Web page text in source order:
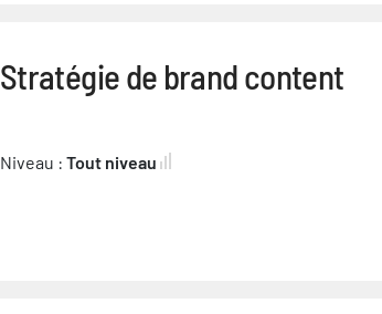
Stratégie de brand content
Niveau : Tout niveau